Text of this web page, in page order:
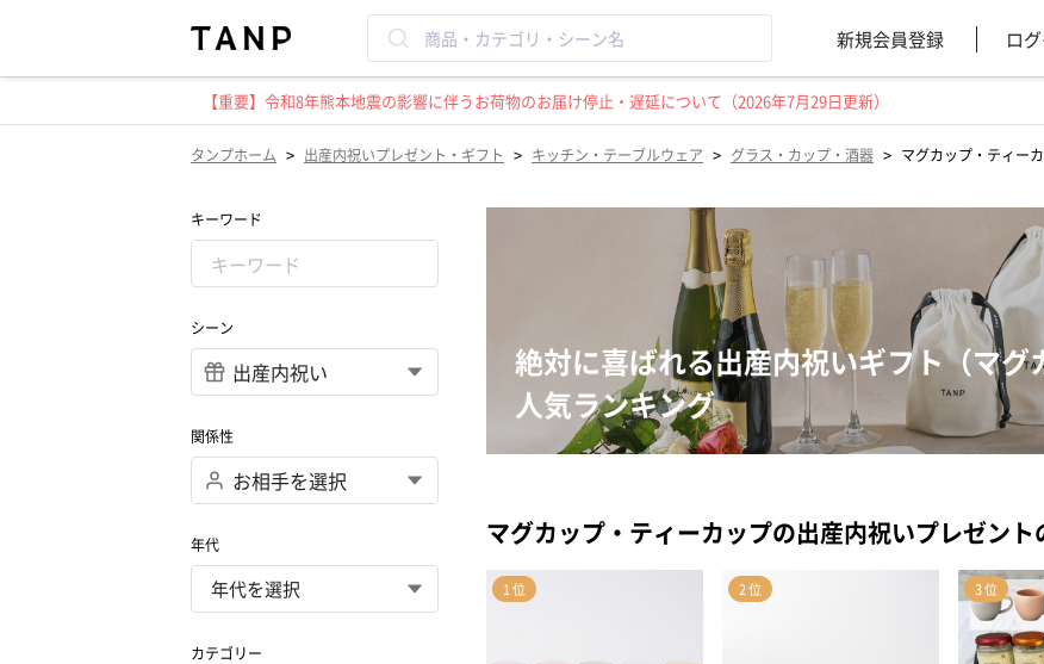
新規会員登録 ロ
【重要】令和8年熊本地震の影響に伴うお荷物のお届け停止・遅延について（2026年7月29日更新）
タンプホーム > 出産内祝いプレゼント・ギフト > キッチン・テーブルウェア > グラス・カップ・酒器 > マグカップ・ティー
キーワード
シーン
関係性
年代
カテゴリー
絶対に喜ばれる出産内祝いギフト（マ
人気ランキング
マグカップ・ティーカップの出産内祝いプレゼン